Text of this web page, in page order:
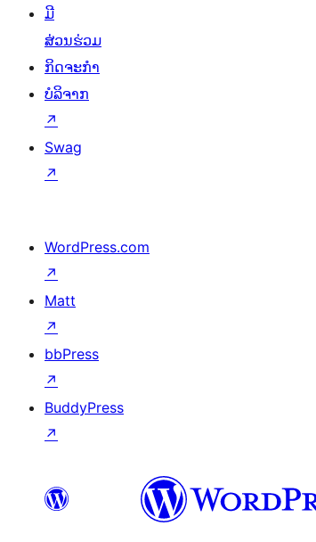
ມີ
ສ່ວນຮ່ວມ
ກິດຈະກຳ
ບໍລິຈາກ
↗
Swag
↗
WordPress.com
↗
Matt
↗
bbPress
↗
BuddyPress
↗